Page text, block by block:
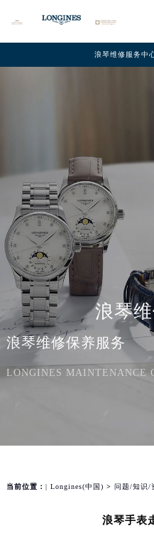
浪琴维修服务中
浪琴
浪琴维修保养服务
LONGINES MAINTENANCE
联系我们
当前位置： | Longines(中国) > 问题/知识/
浪琴手表